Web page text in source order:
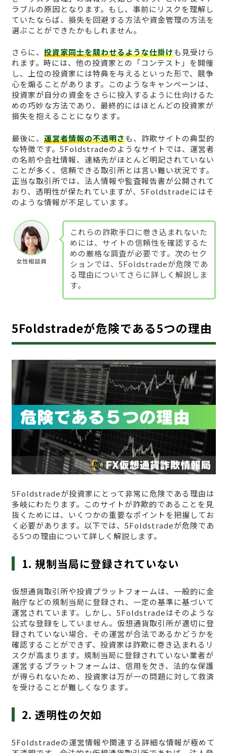
ラブルの原因となります。もし、事前にリスクを理解し
ていたならば、損失を回避する方法や資金管理の方法を
選ぶことができたかもしれません。
さらに、 投資家同士を競わせるような仕掛けも見受けら
れます。時には、他の投資家との「コンテスト」を開催
し、上位の投資家には特典を与えるといった形で、競争
心を煽ることがあります。このようなキャンペーンは、
投資家が自分の資金をさらに投入するように仕向けるた
めの巧妙な方法であり、最終的にはほとんどの投資家が
損失を抱えることになります。
最後に、 運営者情報の不透明さも、詐欺サイトの典型的
な特徴です。5Foldstradeのようなサイトでは、運営者
の名前や会社情報、連絡先がほとんど明記されていない
ことが多く、信頼できる取引所とは言い難い状況です。
正当な取引所では、法人情報や監査報告書が公開されて
おり、透明性が保たれていますが、5Foldstradeにはそ
のような情報が不足しています。
女性相談員
これらの詐欺手口に巻き込まれないた
めには、サイトの信頼性を確認するた
めの厳格な調査が必要です。次のセク
ションでは、5Foldstradeが危険であ
る理由についてさらに詳しく解説しま
す。
5Foldstradeが危険である5つの理由
5Foldstradeが投資家にとって非常に危険である理由は
多岐にわたります。このサイトが詐欺的であることを見
抜くためには、いくつかの重要なポイントを把握してお
く必要があります。以下では、5Foldstradeが危険であ
る5つの理由について詳しく解説します。
1. 規制当局に登録されていない
仮想通貨取引所や投資プラットフォームは、一般的に金
融庁などの規制当局に登録され、一定の基準に基づいて
運営されています。しかし、5Foldstradeはそのような
公式な登録をしていません。仮想通貨取引所が適切に登
録されていない場合、その運営が合法であるかどうかを
確認することができず、投資家は詐欺に巻き込まれるリ
スクが高まります。規制当局に登録されていない業者が
運営するプラットフォームは、信用を欠き、法的な保護
が得られないため、投資家は万が一の問題に対して救済
を受けることが難しくなります。
2. 透明性の欠如
5Foldstradeの運営情報や関連する詳細な情報が極めて